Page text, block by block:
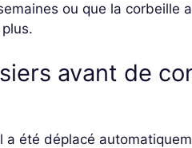
ou que la corbeille
avant de
a été déplacé